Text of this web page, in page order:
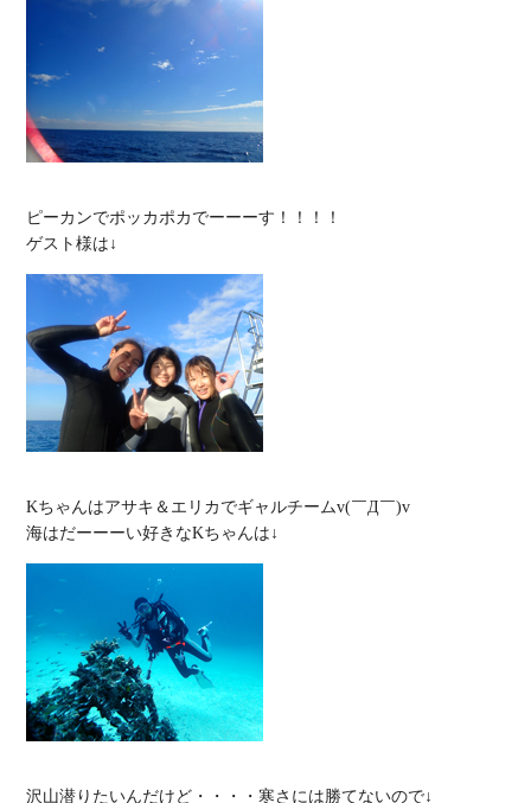
ピーカンでポッカポカでーーーす！！！！
Kちゃんはアサキ＆エリカでギャルチームv(￣Д￣)v